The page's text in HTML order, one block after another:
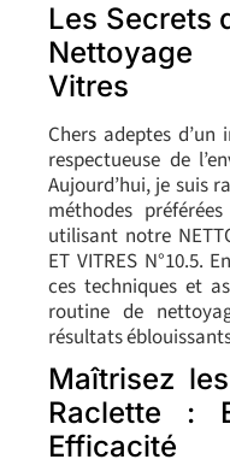
Les Secrets
Vitres
Chers adeptes
respectueuse de
Aujourd’hui, je suis
méthodes
utilisant notre
ET VITRES N°10.5.
ces techniques et
routine de
résultats
Maîtrisez
Raclette :
Efficacité